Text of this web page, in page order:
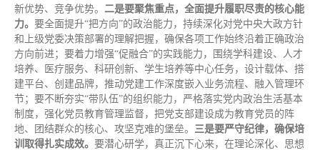
新优势、竞争优势。 二是要聚焦重点，全面提升履职尽责的核心能
力。 要全面提升“把方向”的政治能力，持续深化对党中央大政方针
和上级党委决策部署的理解把握，确保各项工作始终沿着正确政治
方向前进；要着力增强“促融合”的实践能力，围绕学科建设、人才
培养、医疗服务、科研创新、学生培养等中心任务，设计载体、搭
建平台、创建品牌，推动党建工作深度嵌入业务流程、融入管理环
节；要不断夯实“带队伍”的组织能力，严格落实党内政治生活基本
制度，强化党员教育管理监督，把党支部建设成为教育党员的阵
地、团结群众的核心、攻坚克难的堡垒。 三是要严守纪律，确保培
训取得扎实成效。 要潜心研学，真正沉下心来，在理论深化、思想